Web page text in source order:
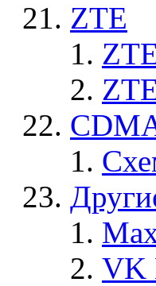
ZTE
VK